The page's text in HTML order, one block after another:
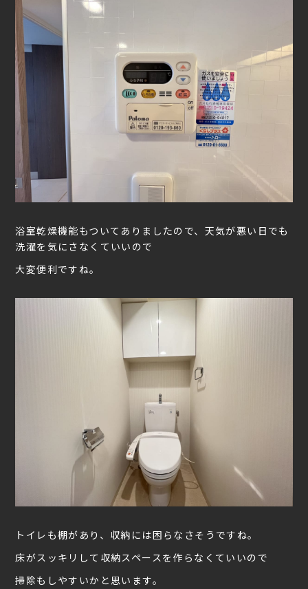
浴室乾燥機能もついてありましたので、天気が悪い日でも
洗濯を気にさなくていいので
大変便利ですね。
トイレも棚があり、収納には困らなさそうですね。
床がスッキリして収納スペースを作らなくていいので
掃除もしやすいかと思います。